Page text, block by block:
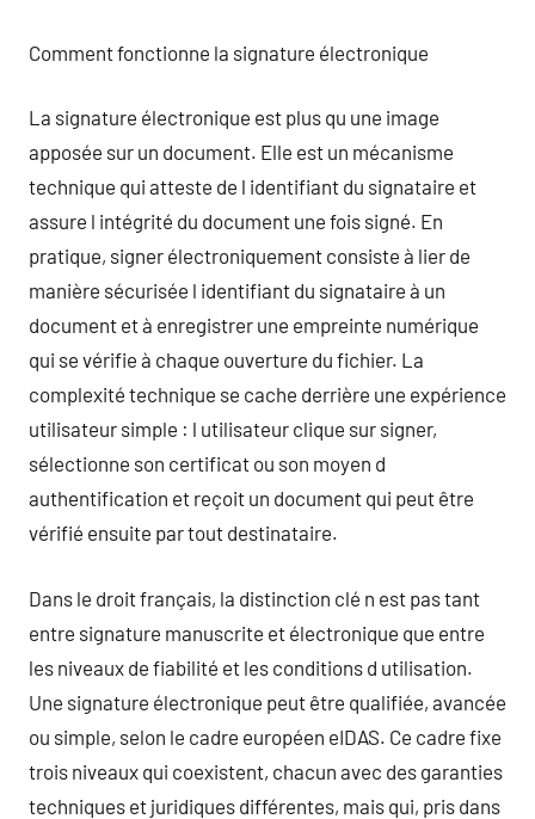
Comment fonctionne la signature électronique
La signature électronique est plus qu une image
apposée sur un document. Elle est un mécanisme
technique qui atteste de l identifiant du signataire et
assure l intégrité du document une fois signé. En
pratique, signer électroniquement consiste à lier de
manière sécurisée l identifiant du signataire à un
document et à enregistrer une empreinte numérique
qui se vérifie à chaque ouverture du fichier. La
complexité technique se cache derrière une expérience
utilisateur simple : l utilisateur clique sur signer,
sélectionne son certificat ou son moyen d
authentification et reçoit un document qui peut être
vérifié ensuite par tout destinataire.
Dans le droit français, la distinction clé n est pas tant
entre signature manuscrite et électronique que entre
les niveaux de fiabilité et les conditions d utilisation.
Une signature électronique peut être qualifiée, avancée
ou simple, selon le cadre européen eIDAS. Ce cadre fixe
trois niveaux qui coexistent, chacun avec des garanties
techniques et juridiques différentes, mais qui, pris dans